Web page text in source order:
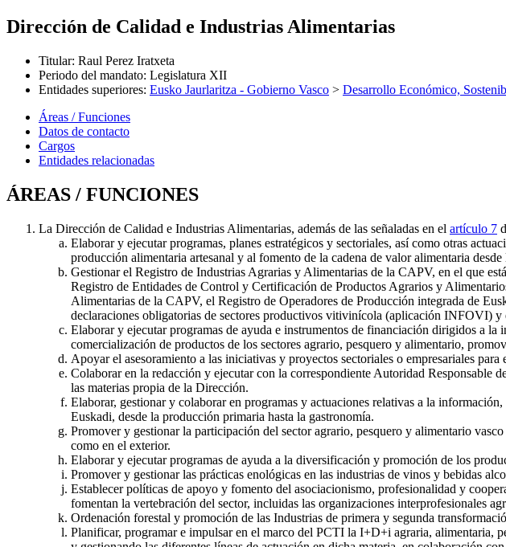
Dirección de Calidad e Industrias Alimentarias
Titular: Raul Perez Iratxeta
Periodo del mandato: Legislatura XII
Entidades superiores: Eusko Jaurlaritza - Gobierno Vasco > Desarrollo Económico,
Áreas / Funciones
Datos de contacto
Cargos
Entidades relacionadas
ÁREAS / FUNCIONES
La Dirección de Calidad e Industrias Alimentarias, además de las señaladas en el artículo 7
Elaborar y ejecutar programas, planes estratégicos y sectoriales, así como otras
producción alimentaria artesanal y al fomento de la cadena de valor alimentaria
Gestionar el Registro de Industrias Agrarias y Alimentarias de la CAPV, en el que
Registro de Entidades de Control y Certificación de Productos Agrarios y
Alimentarias de la CAPV, el Registro de Operadores de Producción integrada de
declaraciones obligatorias de sectores productivos vitivinícola (aplicación INFOVI)
Elaborar y ejecutar programas de ayuda e instrumentos de financiación dirigidos a
comercialización de productos de los sectores agrario, pesquero y alimentario,
Apoyar el asesoramiento a las iniciativas y proyectos sectoriales o empresariales
Colaborar en la redacción y ejecutar con la correspondiente Autoridad Responsable
las materias propia de la Dirección.
Elaborar, gestionar y colaborar en programas y actuaciones relativas a la
Euskadi, desde la producción primaria hasta la gastronomía.
Promover y gestionar la participación del sector agrario, pesquero y alimentario
como en el exterior.
Elaborar y ejecutar programas de ayuda a la diversificación y promoción de los
Promover y gestionar las prácticas enológicas en las industrias de vinos y bebidas
Establecer políticas de apoyo y fomento del asociacionismo, profesionalidad y
fomentan la vertebración del sector, incluidas las organizaciones interprofesionales
Ordenación forestal y promoción de las Industrias de primera y segunda
Planificar, programar e impulsar en el marco del PCTI la I+D+i agraria, alimentaria,